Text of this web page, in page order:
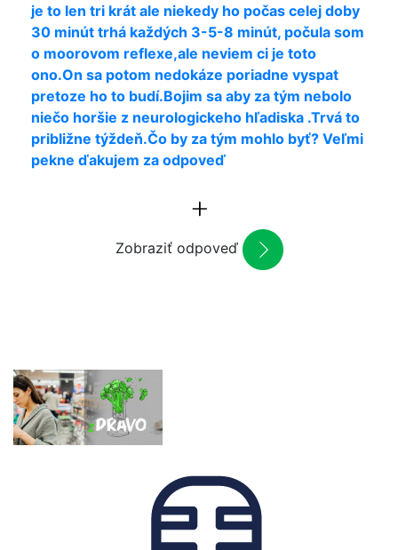
je to len tri krát ale niekedy ho počas celej doby
30 minút trhá každých 3-5-8 minút, počula som
o moorovom reflexe,ale neviem ci je toto
ono.On sa potom nedokáze poriadne vyspat
pretoze ho to budí.Bojim sa aby za tým nebolo
niečo horšie z neurologickeho hľadiska .Trvá to
približne týždeň.Čo by za tým mohlo byť? Veľmi
pekne ďakujem za odpoveď
Zobraziť odpoveď